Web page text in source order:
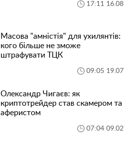
17:11 16.08
Масова "амністія" для ухилянтів:
кого більше не зможе
штрафувати ТЦК
09:05 19.07
Олександр Чигаєв: як
криптотрейдер став скамером та
аферистом
07:04 09.02